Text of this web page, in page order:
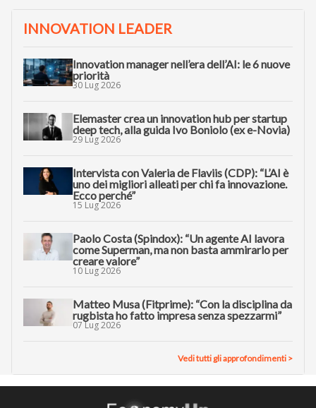
INNOVATION LEADER
Innovation manager nell’era dell’AI: le 6 nuove
priorità
30 Lug 2026
Elemaster crea un innovation hub per startup
deep tech, alla guida Ivo Boniolo (ex e-Novia)
29 Lug 2026
Intervista con Valeria de Flaviis (CDP): “L’AI è
uno dei migliori alleati per chi fa innovazione.
Ecco perché”
15 Lug 2026
Paolo Costa (Spindox): “Un agente AI lavora
come Superman, ma non basta ammirarlo per
creare valore”
10 Lug 2026
Matteo Musa (Fitprime): “Con la disciplina da
rugbista ho fatto impresa senza spezzarmi”
07 Lug 2026
Vedi tutti gli approfondimenti >